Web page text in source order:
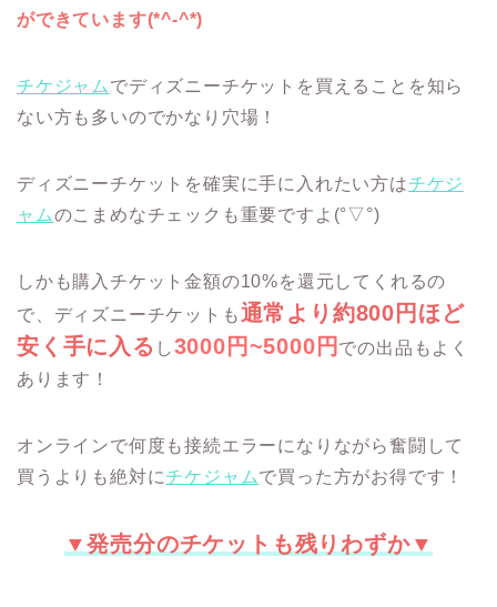
ができています(*^-^*)
チケジャム でディズニーチケットを買えることを知ら
ない方も多いのでかなり穴場！
ディズニーチケットを確実に手に入れたい方はチケジ
ャムのこまめなチェックも重要ですよ(°▽°)
しかも購入チケット金額の10%を還元してくれるの
で、ディズニーチケットも通常より約800円ほど
安く手に入る し3000円~5000円 での出品もよく
あります！
オンラインで何度も接続エラーになりながら奮闘して
買うよりも絶対にチケジャムで買った方がお得です！
▼発売分のチケットも残りわずか▼